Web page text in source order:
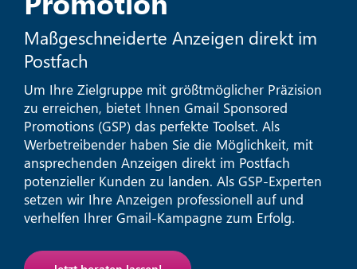
Maßgeschneiderte Anzeigen direkt im
Postfach
Um Ihre Zielgruppe mit größtmöglicher Präzision
zu erreichen, bietet Ihnen Gmail Sponsored
Promotions (GSP) das perfekte Toolset. Als
Werbetreibender haben Sie die Möglichkeit, mit
ansprechenden Anzeigen direkt im Postfach
potenzieller Kunden zu landen. Als GSP-Experten
setzen wir Ihre Anzeigen professionell auf und
verhelfen Ihrer Gmail-Kampagne zum Erfolg.